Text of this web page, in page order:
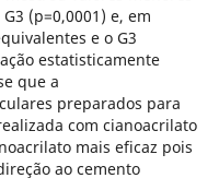
(p=0,0001) e, em
e o G3
estatisticamente
que a
preparados para
com cianoacrilato
mais eficaz pois
ao cemento